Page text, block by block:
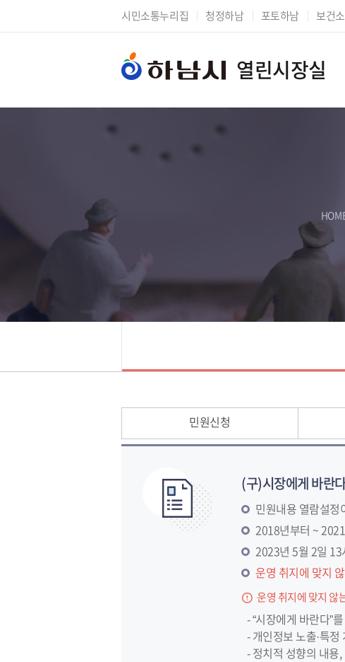
시민소통누리집 청정하남 포토하남 보건소
열린시장실
시장에게 바란다
민원신청
(구)시장에게 바란
민원내용 열람설정
2018년부터 ~
2023년 5월 2일
운영 취지에 맞지
운영 취지에 맞지 않
- “시장에게 바란다”
- 개인정보 노출·특
- 정치적 성향의 내용